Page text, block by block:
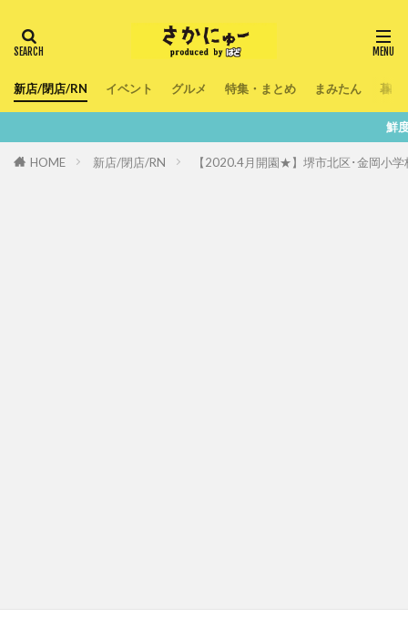
新店/閉店/RN イベント グルメ 特集・まとめ まみたん 暮ら
鮮度100％！堺・南
HOME 新店/閉店/RN 【2020.4月開園★】堺市北区･金岡小